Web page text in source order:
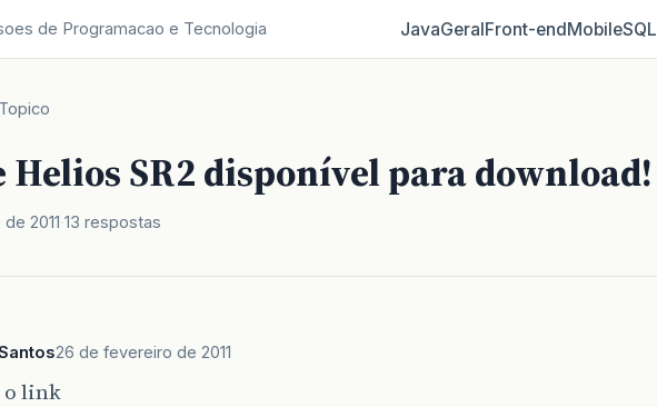
de Programacao e Tecnologia JavaGeralFront‑endMobileSQL
Topico
Helios SR2 disponível para download!
2011 13 respostas
26 de fevereiro de 2011
o link